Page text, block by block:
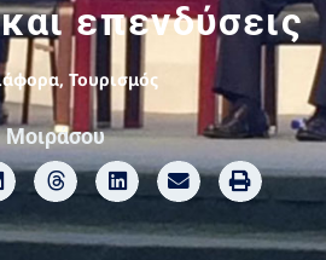
επενδύσεις
, Τουρισμός
Μοιράσου